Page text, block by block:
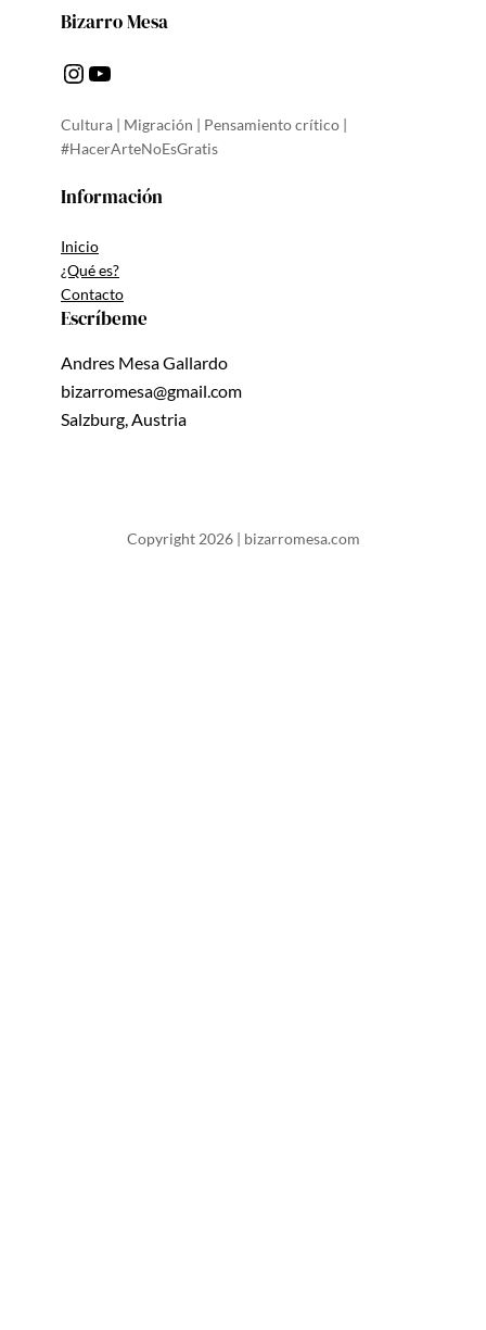
Bizarro Mesa
Instagram YouTube
Cultura | Migración | Pensamiento crítico |
#HacerArteNoEsGratis
Información
Inicio
¿Qué es?
Contacto
Escríbeme
Andres Mesa Gallardo
bizarromesa@gmail.com
Salzburg, Austria
Copyright 2026 | bizarromesa.com